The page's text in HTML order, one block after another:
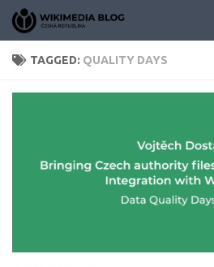
Skip to content
TAGGED: QUALITY DAYS